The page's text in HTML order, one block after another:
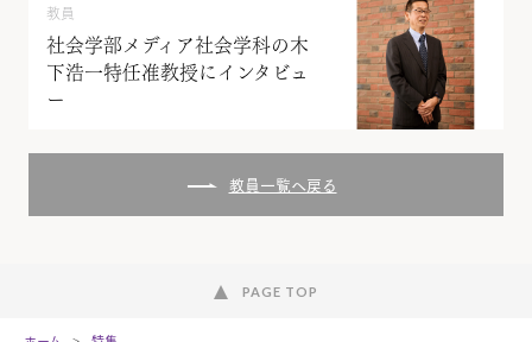
教員
社会学部メディア社会学科の木
下浩一特任准教授にインタビュ
ー
教員一覧へ戻る
PAGE TOP